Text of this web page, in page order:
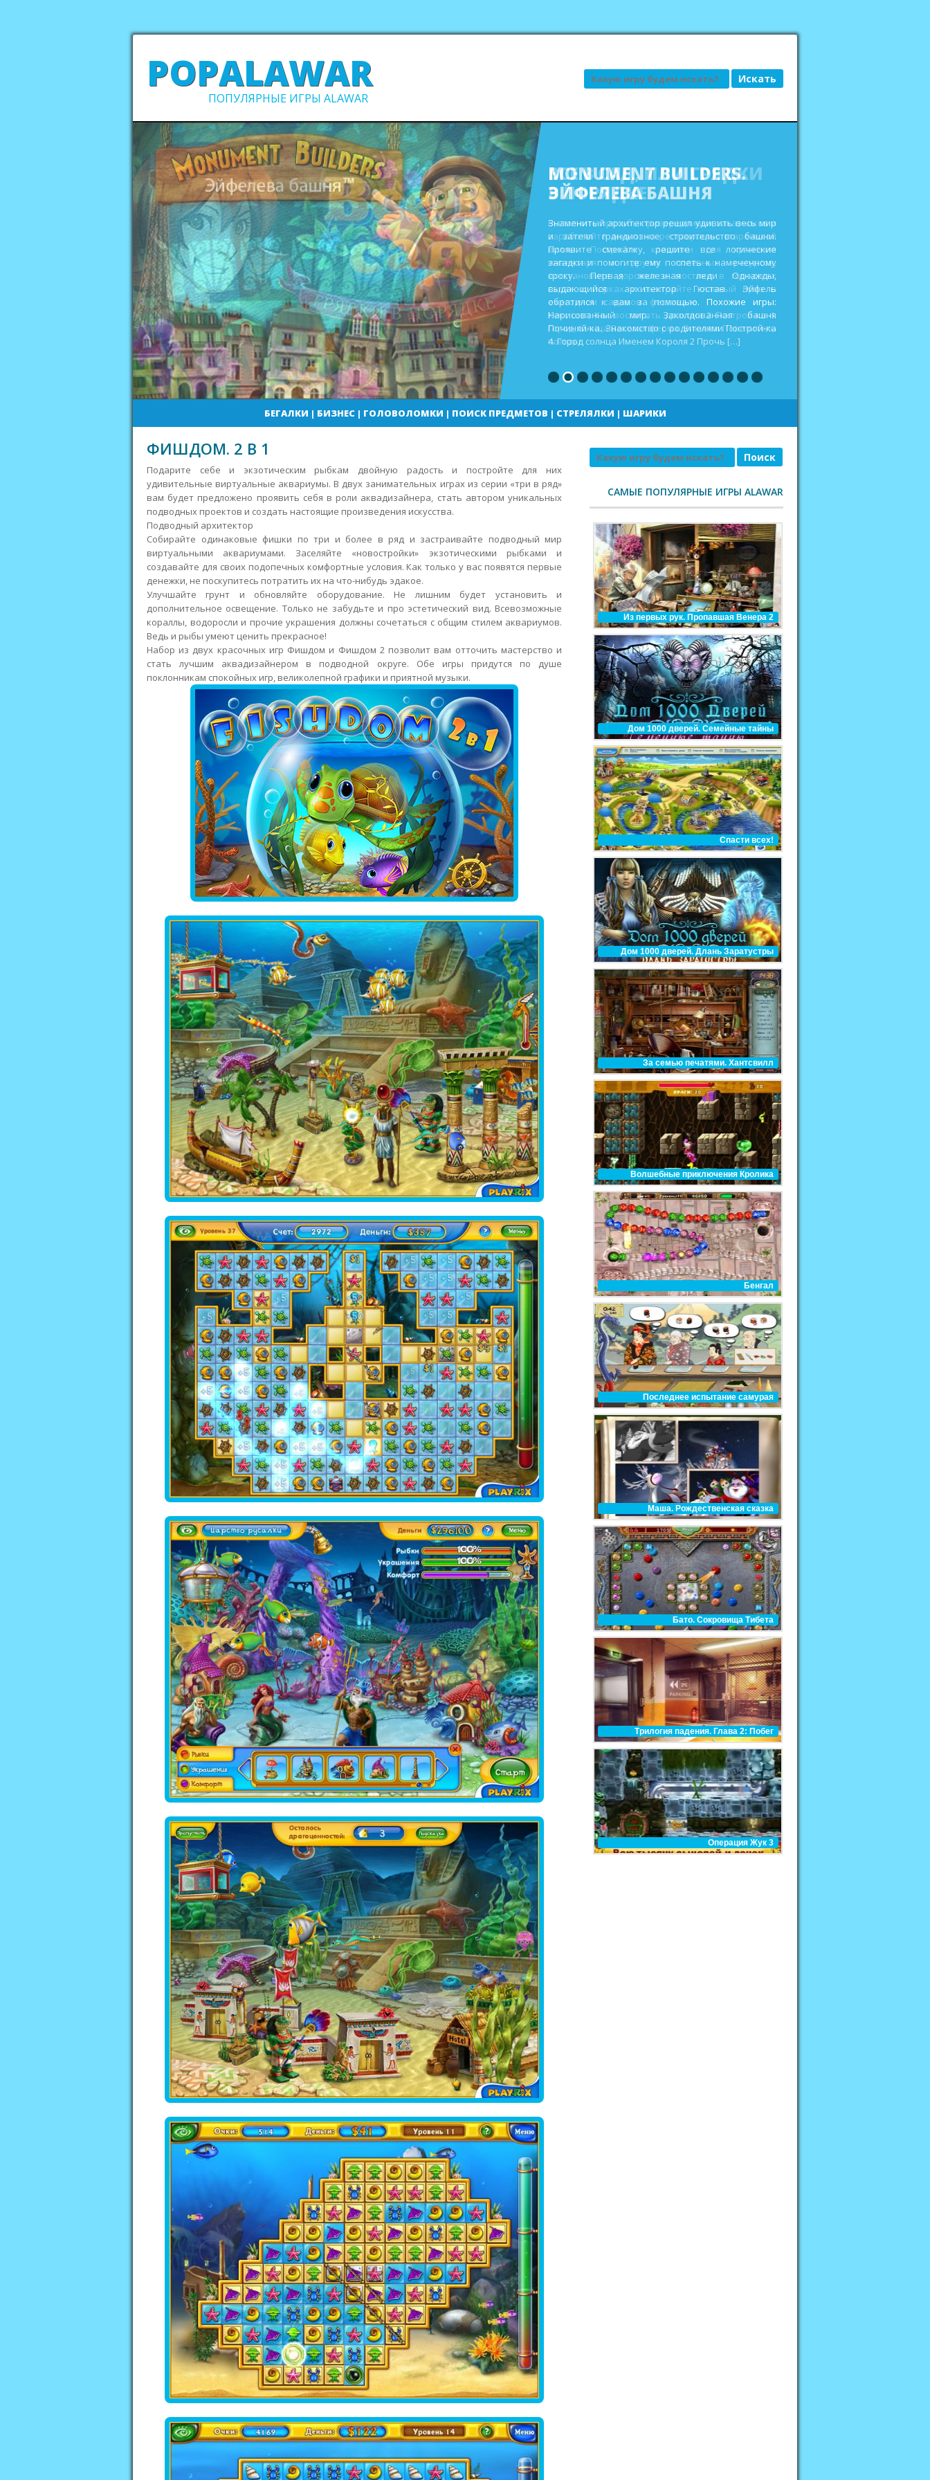
POPALAWAR
ПОПУЛЯРНЫЕ ИГРЫ ALAWAR
Поиск
ВСЕ В САД, ИЛИ ГРЯДКИ
В ПОРЯДКЕ
Выполните просьбы привередливых заказчиков и
заработайте деньги на реставрацию старенькой
виллы. Постройте кладовки для хранения
инвентаря и других полезных ресурсов,
восстановите дорожки и мостики в городских
садах и парках и выиграйте главный приз в
ежегодном садовом фестивале. Похожие игры:
Кекс шоп Как воспитать дракона 2 Построй-ка 4.
Город солнца Веселая ферма. Викинги Повелитель
погоды
БЕГАЛКИ | БИЗНЕС| ГОЛОВОЛОМКИ | ПОИСК ПРЕДМЕТОВ | СТРЕЛЯЛКИ | ШАРИКИ
ФИШДОМ. 2 В 1
Подарите себе и экзотическим рыбкам двойную радость и постройте для них
удивительные виртуальные аквариумы. В двух занимательных играх из серии «три в ряд»
вам будет предложено проявить себя в роли аквадизайнера, стать автором уникальных
подводных проектов и создать настоящие произведения искусства.
Подводный архитектор
Собирайте одинаковые фишки по три и более в ряд и застраивайте подводный мир
виртуальными аквариумами. Заселяйте «новостройки» экзотическими рыбками и
создавайте для своих подопечных комфортные условия. Как только у вас появятся первые
денежки, не поскупитесь потратить их на что-нибудь эдакое.
Улучшайте грунт и обновляйте оборудование. Не лишним будет установить и
дополнительное освещение. Только не забудьте и про эстетический вид. Всевозможные
кораллы, водоросли и прочие украшения должны сочетаться с общим стилем аквариумов.
Ведь и рыбы умеют ценить прекрасное!
Набор из двух красочных игр Фишдом и Фишдом 2 позволит вам отточить мастерство и
стать лучшим аквадизайнером в подводной округе. Обе игры придутся по душе
поклонникам спокойных игр, великолепной графики и приятной музыки.
Поиск
САМЫЕ ПОПУЛЯРНЫЕ ИГРЫ ALAWAR
Из первых рук. Пропавшая Венера 2
Дом 1000 дверей. Семейные тайны
Спасти всех!
Дом 1000 дверей. Длань Заратустры
За семью печатями. Хантсвилл
Волшебные приключения Кролика
Бенгал
Последнее испытание самурая
Маша. Рождественская сказка
Бато. Сокровища Тибета
Трилогия падения. Глава 2: Побег
Операция Жук 3